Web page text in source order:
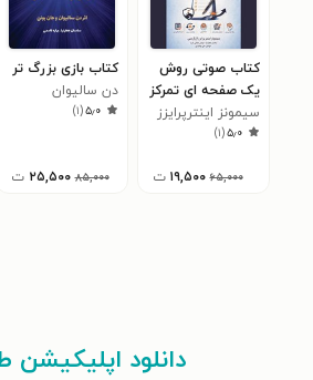
کتاب صوتی روش
یک صفحه‌ ای تمرکز
سیمونز اینترپرایزز
۵٫۰(۱)
۶۵,۰۰۰ ۱۹,۵۰۰ ت
کتاب بازی بزرگ‌ تر
دن سالیوان
۵٫۰(۱)
۸۵,۰۰۰ ۲۵,۵۰۰ ت
دانلود اپلیکیشن